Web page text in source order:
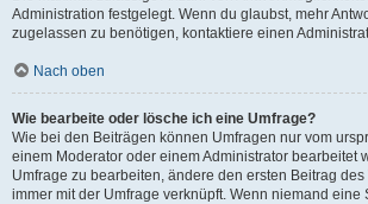
Administration festgelegt. Wenn du glaubst, mehr
zugelassen zu benötigen, kontaktiere einen
Nach oben
Wie bearbeite oder lösche ich eine Umfrage?
Wie bei den Beiträgen können Umfragen nur vom
einem Moderator oder einem Administrator bearbeitet
Umfrage zu bearbeiten, ändere den ersten Beitrag
immer mit der Umfrage verknüpft. Wenn niemand eine